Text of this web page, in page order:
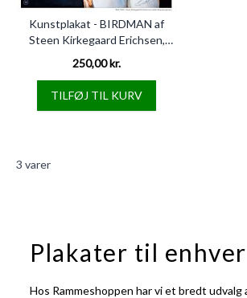
Kunstplakat - BIRDMAN af
Steen Kirkegaard Erichsen,
70x70 cm
250,00 kr.
TILFØJ TIL KURV
3 varer
Plakater til
Hos Rammeshoppen har vi et bredt udvalg